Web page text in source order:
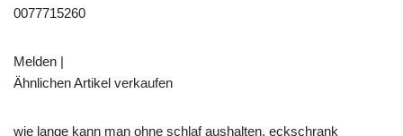
0077715260
Melden |
Ähnlichen Artikel verkaufen
wie lange kann man ohne schlaf aushalten, eckschrank